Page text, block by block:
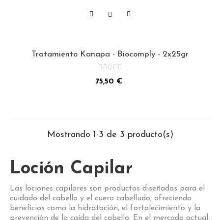
Tratamiento Kanapa - Biocomply - 2x25gr
Precio
75,50 €
Mostrando 1-3 de 3 producto(s)
Loción Capilar
Las lociones capilares son productos diseñados para el
cuidado del cabello y el cuero cabelludo, ofreciendo
beneficios como la hidratación, el fortalecimiento y la
prevención de la caída del cabello. En el mercado actual,